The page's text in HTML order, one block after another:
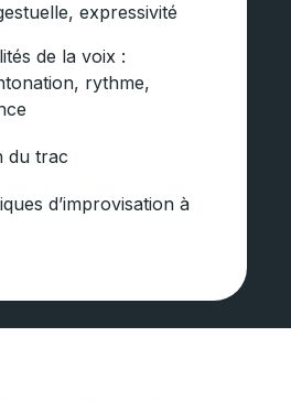
expressivité
de la voix :
rythme,
du trac
d’improvisation à